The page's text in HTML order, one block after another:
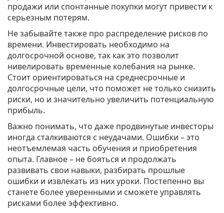
продажи или спонтанные покупки могут привести к
серьезным потерям.
Не забывайте также про распределение рисков по
времени. Инвестировать необходимо на
долгосрочной основе, так как это позволит
нивелировать временные колебания на рынке.
Стоит ориентироваться на среднесрочные и
долгосрочные цели, что поможет не только снизить
риски, но и значительно увеличить потенциальную
прибыль.
Важно понимать, что даже продвинутые инвесторы
иногда сталкиваются с неудачами. Ошибки – это
неотъемлемая часть обучения и приобретения
опыта. Главное – не бояться и продолжать
развивать свои навыки, разбирать прошлые
ошибки и извлекать из них уроки. Постепенно вы
станете более уверенными и сможете управлять
рисками более эффективно.